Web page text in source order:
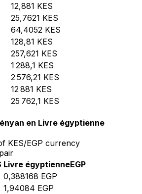
12,881 KES
25,7621 KES
64,4052 KES
128,81 KES
257,621 KES
1 288,1 KES
2 576,21 KES
12 881 KES
25 762,1 KES
en Livre égyptienne
KES/EGP currency
pair
Livre égyptienneEGP
0,388168 EGP
1,94084 EGP